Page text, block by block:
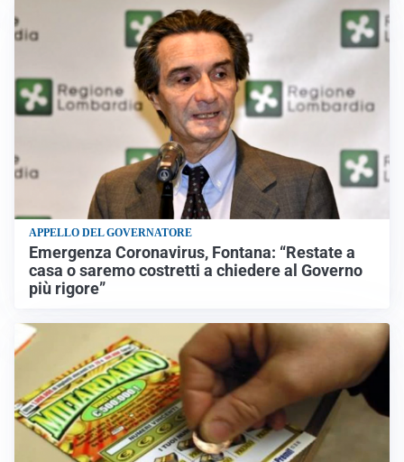
APPELLO DEL GOVERNATORE
Emergenza Coronavirus, Fontana: “Restate a
casa o saremo costretti a chiedere al Governo
più rigore”